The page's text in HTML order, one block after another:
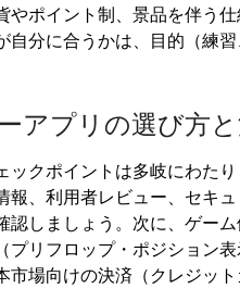
やポイント制、景品を伴う
自分に合うかは、目的（練
アプリの選び方
ックポイントは多岐にわた
報、利用者レビュー、セキ
認しましょう。次に、ゲー
プリフロップ・ポジション
市場向けの決済（クレジッ